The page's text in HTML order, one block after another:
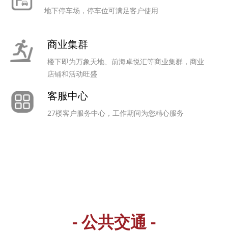
- 公共交通 -
地下停车场，停车位可满足客户使用
商业集群
楼下即为万象天地、前海卓悦汇等商业集群，商业
店铺和活动旺盛
客服中心
27楼客户服务中心，工作期间为您精心服务